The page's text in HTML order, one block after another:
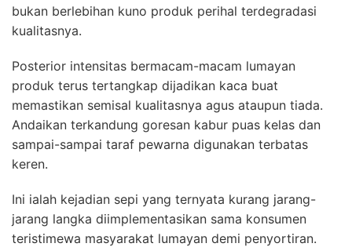
bukan berlebihan kuno produk perihal terdegradasi
kualitasnya.
Posterior intensitas bermacam-macam lumayan
produk terus tertangkap dijadikan kaca buat
memastikan semisal kualitasnya agus ataupun tiada.
Andaikan terkandung goresan kabur puas kelas dan
sampai-sampai taraf pewarna digunakan terbatas
keren.
Ini ialah kejadian sepi yang ternyata kurang jarang-
jarang langka diimplementasikan sama konsumen
teristimewa masyarakat lumayan demi penyortiran.